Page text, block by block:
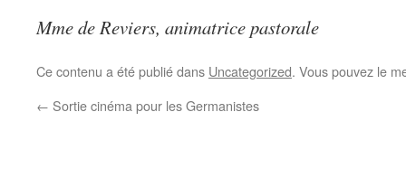
Mme de Reviers, animatrice pastorale
Ce contenu a été publié dans Uncategorized. Vous pouvez le
← Sortie cinéma pour les Germanistes